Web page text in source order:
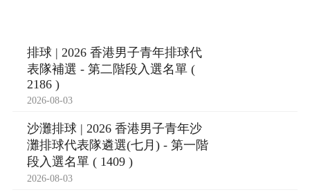
排球 | 2026 香港男子青年排球代
表隊補選 - 第二階段入選名單 (
2186 )
2026-08-03
沙灘排球 | 2026 香港男子青年沙
灘排球代表隊遴選(七月) - 第一階
段入選名單 ( 1409 )
2026-08-03